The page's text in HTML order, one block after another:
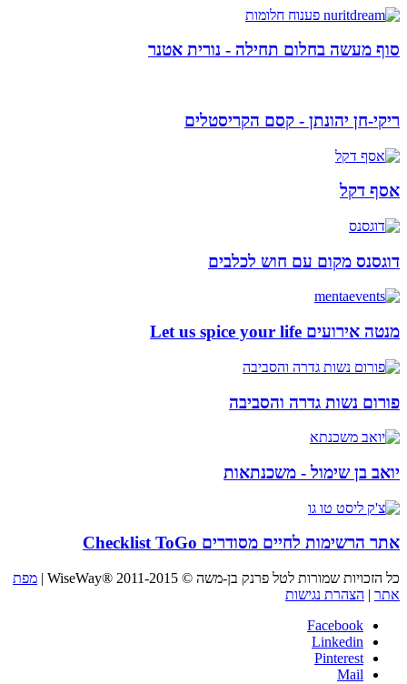
סוף מעשה בחלום תחילה - נורית אטנר
ריקי-חן יהונתן - קסם הקריסטלים
אסף דקל
דוגסנס מקום עם חוש לכלבים
מנטה אירועים Let us spice your life
פורום נשות גדרה והסביבה
יואב בן שימול - משכנתאות
אתר הרשימות לחיים מסודרים Checklist ToGo
כל הזכויות שמורות לטל פרנק בן-משה © WiseWay® 2011-2015 |
מפת
אתר | הצהרת נגישות
Facebook
Linkedin
Pinterest
Mail